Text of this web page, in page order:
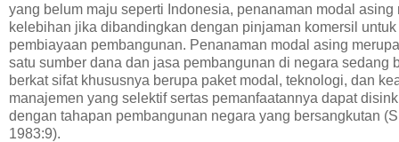
yang belum maju seperti Indonesia, penanaman modal asing
kelebihan jika dibandingkan dengan pinjaman komersil untuk
pembiayaan pembangunan. Penanaman modal asing
satu sumber dana dan jasa pembangunan di negara sedang
berkat sifat khususnya berupa paket modal, teknologi, dan
manajemen yang selektif sertas pemanfaatannya dapat
dengan tahapan pembangunan negara yang bersangkutan
1983:9).